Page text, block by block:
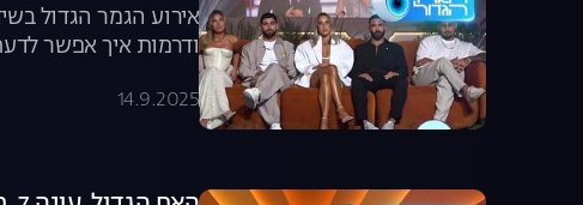
אירוע הגמר הגדול
ודרמות איך אפשר
14.9.2025